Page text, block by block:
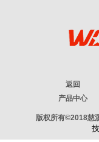
返回
产品中心
版权所有©2018慈